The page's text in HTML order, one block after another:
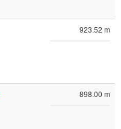
923.52 m
898.00 m